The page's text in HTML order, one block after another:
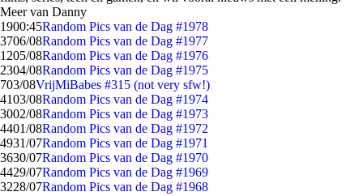
Meer van Danny
1900:45Random Pics van de Dag #1978
3706/08Random Pics van de Dag #1977
1205/08Random Pics van de Dag #1976
2304/08Random Pics van de Dag #1975
703/08VrijMiBabes #315 (not very sfw!)
4103/08Random Pics van de Dag #1974
3002/08Random Pics van de Dag #1973
4401/08Random Pics van de Dag #1972
4931/07Random Pics van de Dag #1971
3630/07Random Pics van de Dag #1970
4429/07Random Pics van de Dag #1969
3228/07Random Pics van de Dag #1968